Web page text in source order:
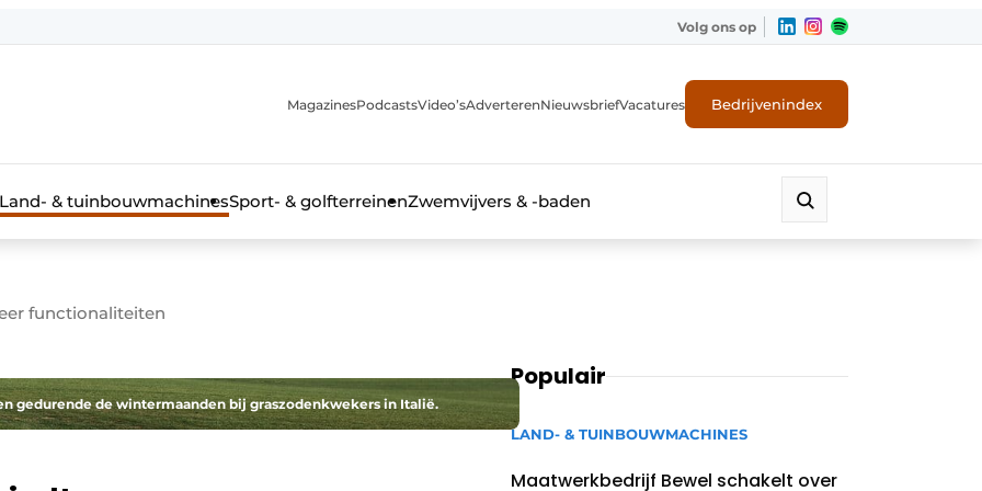
Volg ons op
MagazinesPodcastsVideo’sAdverterenNieuwsbriefVacatures Bedrijvenindex
Land- & tuinbouwmachinesSport- & golfterreinenZwemvijvers & -baden
functionaliteiten
gedurende de wintermaanden bij graszodenkwekers in Italië.
Populair
LAND- & TUINBOUWMACHINES
Maatwerkbedrijf Bewel schakelt over